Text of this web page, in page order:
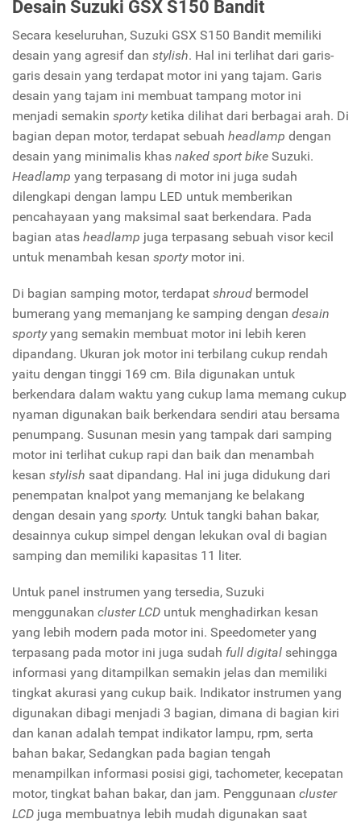
Desain Suzuki GSX S150 Bandit
Secara keseluruhan, Suzuki GSX S150 Bandit memiliki
desain yang agresif dan stylish. Hal ini terlihat dari garis-
garis desain yang terdapat motor ini yang tajam. Garis
desain yang tajam ini membuat tampang motor ini
menjadi semakin sporty ketika dilihat dari berbagai arah. Di
bagian depan motor, terdapat sebuah headlamp dengan
desain yang minimalis khas naked sport bike Suzuki.
Headlamp yang terpasang di motor ini juga sudah
dilengkapi dengan lampu LED untuk memberikan
pencahayaan yang maksimal saat berkendara. Pada
bagian atas headlamp juga terpasang sebuah visor kecil
untuk menambah kesan sporty motor ini.
Di bagian samping motor, terdapat shroud bermodel
bumerang yang memanjang ke samping dengan desain
sportyyang semakin membuat motor ini lebih keren
dipandang. Ukuran jok motor ini terbilang cukup rendah
yaitu dengan tinggi 169 cm. Bila digunakan untuk
berkendara dalam waktu yang cukup lama memang cukup
nyaman digunakan baik berkendara sendiri atau bersama
penumpang. Susunan mesin yang tampak dari samping
motor ini terlihat cukup rapi dan baik dan menambah
kesan stylish saat dipandang. Hal ini juga didukung dari
penempatan knalpot yang memanjang ke belakang
dengan desain yang sporty. Untuk tangki bahan bakar,
desainnya cukup simpel dengan lekukan oval di bagian
samping dan memiliki kapasitas 11 liter.
Untuk panel instrumen yang tersedia, Suzuki
menggunakan cluster LCD untuk menghadirkan kesan
yang lebih modern pada motor ini. Speedometer yang
terpasang pada motor ini juga sudah full digital sehingga
informasi yang ditampilkan semakin jelas dan memiliki
tingkat akurasi yang cukup baik. Indikator instrumen yang
digunakan dibagi menjadi 3 bagian, dimana di bagian kiri
dan kanan adalah tempat indikator lampu, rpm, serta
bahan bakar, Sedangkan pada bagian tengah
menampilkan informasi posisi gigi, tachometer, kecepatan
motor, tingkat bahan bakar, dan jam. Penggunaan cluster
LCD juga membuatnya lebih mudah digunakan saat